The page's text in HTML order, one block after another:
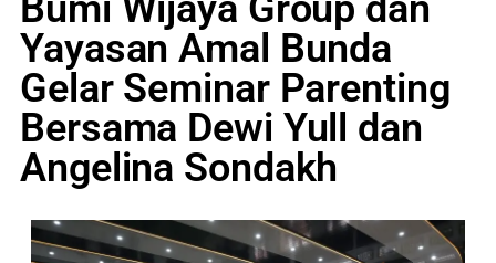
Yayasan Amal Bunda
Gelar Seminar Parenting
Bersama Dewi Yull dan
Angelina Sondakh